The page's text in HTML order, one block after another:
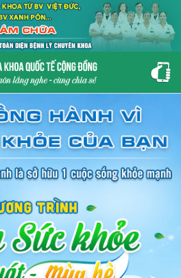
tư vấn miễn phí
VỀ PHÒNG KHÁM
CHẤT
LỊCH KHÁM
PHÒNG KHÁM